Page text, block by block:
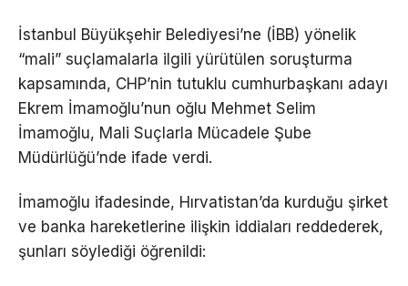
İstanbul Büyükşehir Belediyesi’ne (İBB) yönelik
“mali” suçlamalarla ilgili yürütülen soruşturma
kapsamında, CHP’nin tutuklu cumhurbaşkanı adayı
Ekrem İmamoğlu’nun oğlu Mehmet Selim
İmamoğlu, Mali Suçlarla Mücadele Şube
Müdürlüğü’nde ifade verdi.
İmamoğlu ifadesinde, Hırvatistan’da kurduğu şirket
ve banka hareketlerine ilişkin iddiaları reddederek,
şunları söylediği öğrenildi: